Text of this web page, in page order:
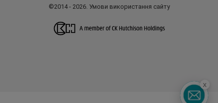
©2014 - 2026. Умови використання сайту
x